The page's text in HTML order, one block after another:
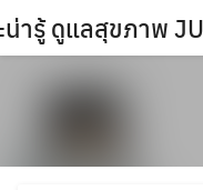
Skip
toน่ารู้ ดูแลสุขภาพ